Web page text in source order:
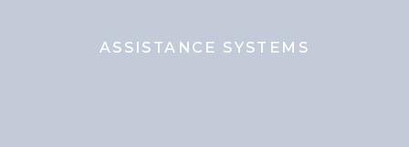
ASSISTANCE SYSTEMS